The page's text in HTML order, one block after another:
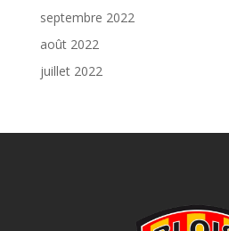
septembre 2022
août 2022
juillet 2022